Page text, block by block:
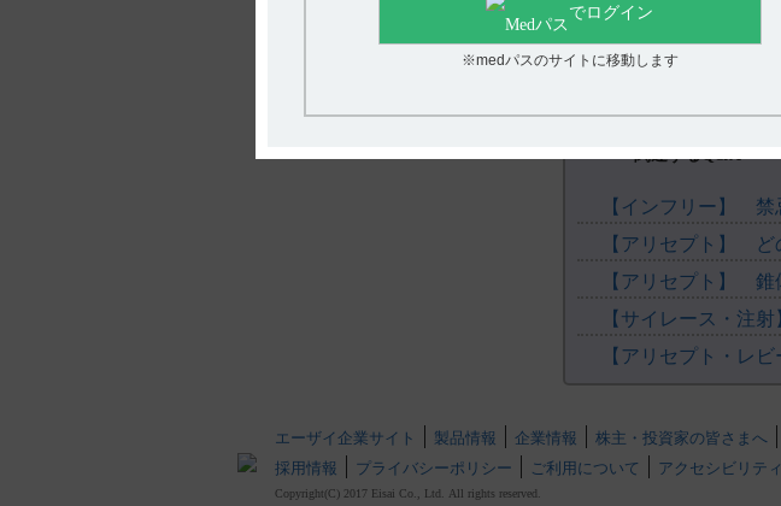
でログイン
※medパスのサイトに移動します
なお、認知症発症の1年以
疾患を合併している患者は
※3：probable DLB（第1
価した。なお、3mg投与
た。10mg投与群は最初の
有効性評価項目： CIBIC-
集中力指標の合計得点の投
化量、NPI個別項目の投与
※5：投与開始時、12週、
副作用：プラセボ群15/34
（43.2%）に認められた。
例（5.9%）、3mg群では
関連するQ&A
【インフリー】 禁
【アリセプト】 ど
【サイレース・注
エーザイ企業サイト 製品情報 企業情報 株主・投資家の皆さまへ
採用情報
プライバシーポリシー ご利用について アクセシビリティ
Copyright(C) 2017 Eisai Co., Ltd. All rights reserved.